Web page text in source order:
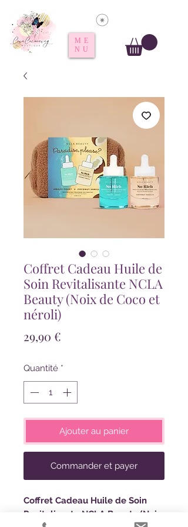
ME
NU
Coffret Cadeau Huile de
Soin Revitalisante NCLA
Beauty (Noix de Coco et
néroli)
29,90 €
Quantité *
Ajouter au panier
Commander et payer
Coffret Cadeau Huile de Soin
Revitalisante NCLA Beauty (Noix